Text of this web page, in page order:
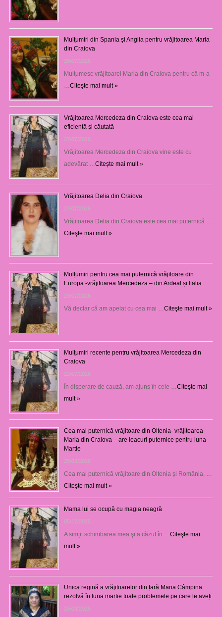
Mulţumiri din Spania şi Anglia pentru vrăjitoarea Maria
din Craiova
28/07/2026
Mulţumesc vrăjitoarei Maria din Craiova pentru că m-a
Citeşte mai mult »
Vrăjitoarea Mercedeza din Craiova este cea mai
eficientă şi căutată
27/07/2026
Vrăjitoarea Mercedeza din Craiova vine este cu
adevărat … Citeşte mai mult »
Vrăjitoarea Delia din Craiova
27/07/2026
Vrăjitoarea Delia din Craiova este cea mai puternică …
Citeşte mai mult »
Mulțumiri pentru cea mai puternică vrăjitoare din
Europa -vrăjitoarea Mercedeza – din Ardeal și Italia
23/07/2026
Vă declar că am apelat cu cea mai … Citeşte mai mult »
Mulţumiri recente pentru vrăjitoarea Mercedeza din
Craiova
22/07/2026
În disperare de cauză, am ajuns în cele … Citeşte mai
mult »
Cea mai puternică vrăjitoare din Oltenia- vrăjitoarea
Maria din Craiova – are leacuri puternice pentru luna
Martie
25/03/2026
Cea mai puternică vrăjitoare din Oltenia și România, …
Citeşte mai mult »
Mama lui se ocupă cu magia neagră
05/12/2025
A simțit schimbarea mea şi a căzut în … Citeşte mai
mult »
Unica regină a vrăjitoarelor din țară Maria Câmpina
rezolvă în luna martie toate problemele pe care le aveți
25/09/2025